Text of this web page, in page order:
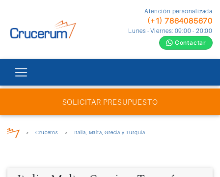
Atención personalizada
(+1) 7864085670
Lunes - Viernes: 09:00 - 20:00
Contactar
SOLICITAR PRESUPUESTO
> Cruceros > Italia, Malta, Grecia y Turquía